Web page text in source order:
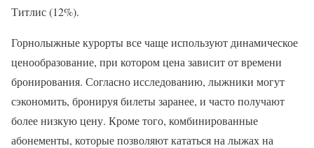
Титлис (12%).
Горнолыжные курорты все чаще используют динамическое
ценообразование, при котором цена зависит от времени
бронирования. Согласно исследованию, лыжники могут
сэкономить, бронируя билеты заранее, и часто получают
более низкую цену. Кроме того, комбинированные
абонементы, которые позволяют кататься на лыжах на